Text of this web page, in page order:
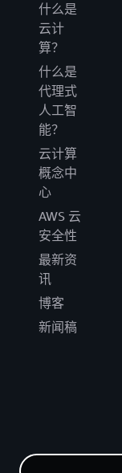
什么是
云计
算？
什么是
代理式
人工智
能？
云计算
概念中
心
AWS 云
安全性
最新资
讯
博客
新闻稿